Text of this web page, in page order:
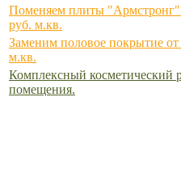
Поменяем плиты "Армстронг"
руб. м.кв.
Заменим половое покрытие от
м.кв.
Комплексный косметический
помещения.